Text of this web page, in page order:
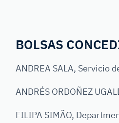
BOLSAS
ANDREA SALA, Servicio
ANDRÉS ORDOÑEZ
FILIPA SIMÃO,